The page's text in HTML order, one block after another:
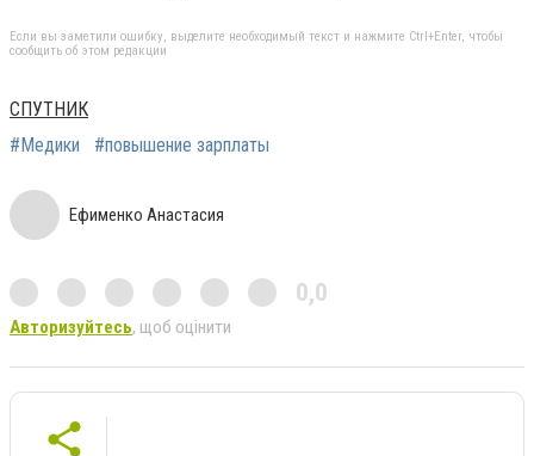
Если вы заметили ошибку, выделите необходимый текст и нажмите Ctrl+Enter, чтобы
сообщить об этом редакции
СПУТНИК
#Медики
#повышение зарплаты
Ефименко Анастасия
0,0
Авторизуйтесь, щоб оцінити